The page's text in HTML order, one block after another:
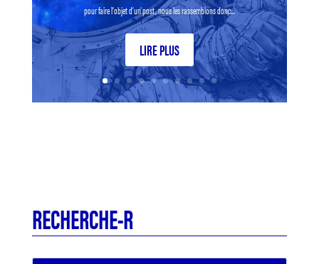
pour faire l’objet d’un post, nous les rassemblons donc...
LIRE PLUS
RECHERCHE-R